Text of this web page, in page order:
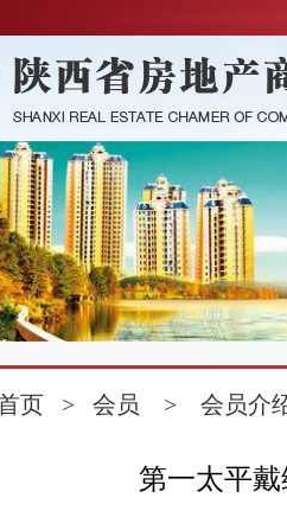
页 > 会员 > 会员介
第一太平